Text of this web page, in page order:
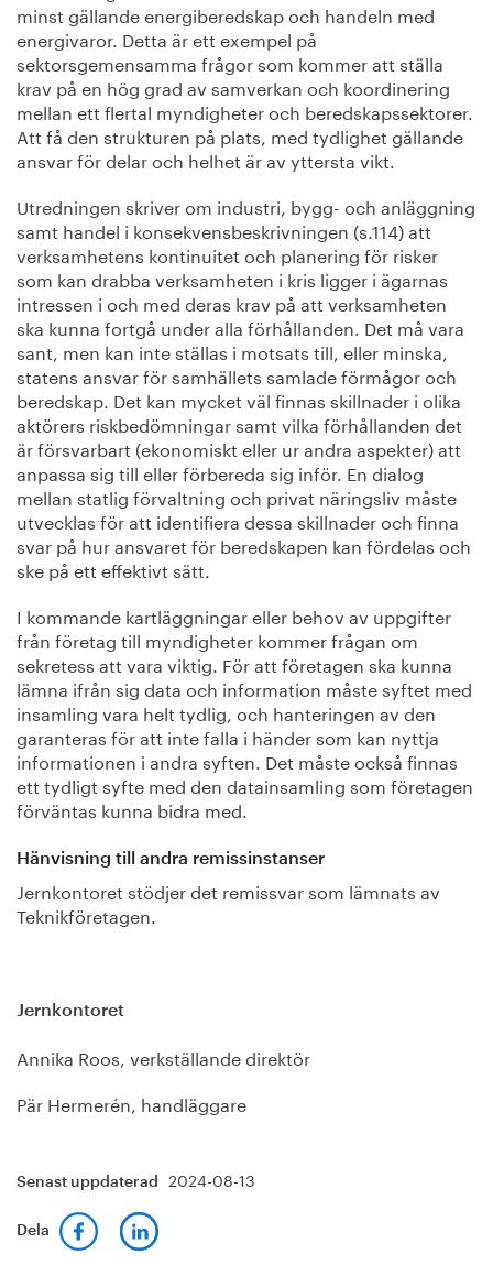
minst gällande energiberedskap och handeln med
energivaror. Detta är ett exempel på
sektorsgemensamma frågor som kommer att ställa
krav på en hög grad av samverkan och koordinering
mellan ett flertal myndigheter och beredskapssektorer.
Att få den strukturen på plats, med tydlighet gällande
ansvar för delar och helhet är av yttersta vikt.
Utredningen skriver om industri, bygg- och anläggning
samt handel i konsekvensbeskrivningen (s.114) att
verksamhetens kontinuitet och planering för risker
som kan drabba verksamheten i kris ligger i ägarnas
intressen i och med deras krav på att verksamheten
ska kunna fortgå under alla förhållanden. Det må vara
sant, men kan inte ställas i motsats till, eller minska,
statens ansvar för samhällets samlade förmågor och
beredskap. Det kan mycket väl finnas skillnader i olika
aktörers riskbedömningar samt vilka förhållanden det
är försvarbart (ekonomiskt eller ur andra aspekter) att
anpassa sig till eller förbereda sig inför. En dialog
mellan statlig förvaltning och privat näringsliv måste
utvecklas för att identifiera dessa skillnader och finna
svar på hur ansvaret för beredskapen kan fördelas och
ske på ett effektivt sätt.
I kommande kartläggningar eller behov av uppgifter
från företag till myndigheter kommer frågan om
sekretess att vara viktig. För att företagen ska kunna
lämna ifrån sig data och information måste syftet med
insamling vara helt tydlig, och hanteringen av den
garanteras för att inte falla i händer som kan nyttja
informationen i andra syften. Det måste också finnas
ett tydligt syfte med den datainsamling som företagen
förväntas kunna bidra med.
Hänvisning till andra remissinstanser
Jernkontoret stödjer det remissvar som lämnats av
Teknikföretagen.
Jernkontoret
Annika Roos, verkställande direktör
Pär Hermerén, handläggare
Senast uppdaterad 2024-08-13
Dela